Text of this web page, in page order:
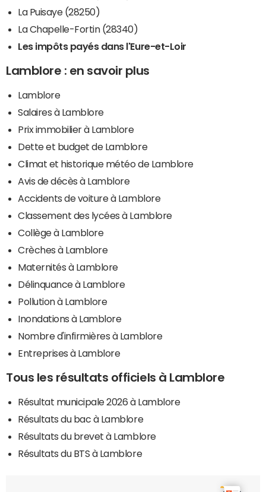
La Puisaye (28250)
La Chapelle-Fortin (28340)
Les impôts payés dans l'Eure-et-Loir
Lamblore : en savoir plus
Lamblore
Salaires à Lamblore
Prix immobilier à Lamblore
Dette et budget de Lamblore
Climat et historique météo de Lamblore
Avis de décès à Lamblore
Accidents de voiture à Lamblore
Classement des lycées à Lamblore
Collège à Lamblore
Crèches à Lamblore
Maternités à Lamblore
Délinquance à Lamblore
Pollution à Lamblore
Inondations à Lamblore
Nombre d'infirmières à Lamblore
Entreprises à Lamblore
Tous les résultats officiels à Lamblore
Résultat municipale 2026 à Lamblore
Résultats du bac à Lamblore
Résultats du brevet à Lamblore
Résultats du BTS à Lamblore